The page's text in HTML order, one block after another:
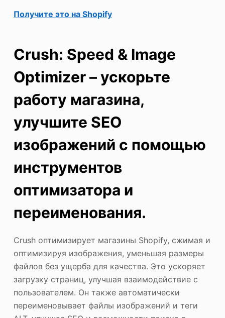
Получите это на Shopify
Crush: Speed & Image
Optimizer – ускорьте
работу магазина,
улучшите SEO
изображений с помощью
инструментов
оптимизатора и
переименования.
Crush оптимизирует магазины Shopify, сжимая и
оптимизируя изображения, уменьшая размеры
файлов без ущерба для качества. Это ускоряет
загрузку страниц, улучшая взаимодействие с
пользователем. Он также автоматически
переименовывает файлы изображений и теги